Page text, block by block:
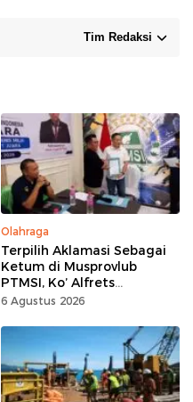
Tim Redaksi
Olahraga
Terpilih Aklamasi Sebagai
Ketum di Musprovlub
PTMSI, Ko’ Alfrets
Rumawas Siap Gairahkan
6 Agustus 2026